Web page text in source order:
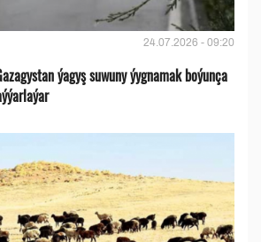
24.07.2026 - 09:20
ýagyş suwuny ýygnamak boýunça